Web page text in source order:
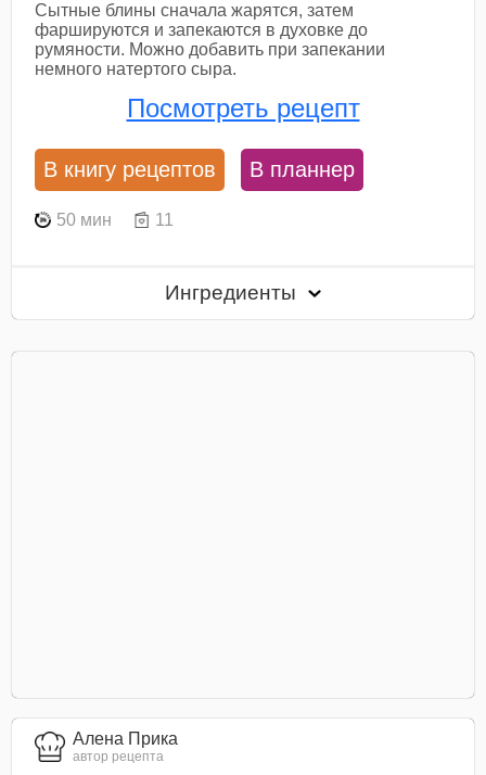
Сытные блины сначала жарятся, затем
фаршируются и запекаются в духовке до
румяности. Можно добавить при запекании
немного натертого сыра.
Посмотреть рецепт
В книгу рецептов В планнер
50 мин 11
Ингредиенты
Алена Прика
автор рецепта